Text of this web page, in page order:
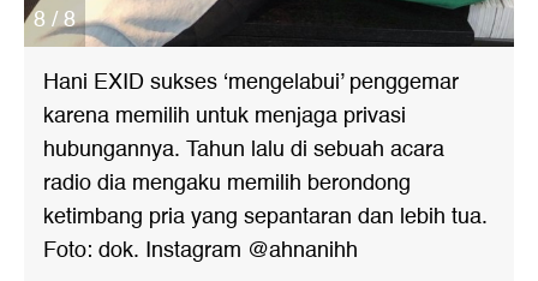
8 / 8
Hani EXID sukses ‘mengelabui’ penggemar
karena memilih untuk menjaga privasi
hubungannya. Tahun lalu di sebuah acara
radio dia mengaku memilih berondong
ketimbang pria yang sepantaran dan lebih tua.
Foto: dok. Instagram @ahnanihh